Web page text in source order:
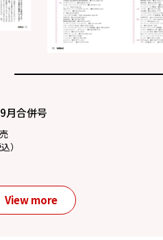
月合併号
）
View more